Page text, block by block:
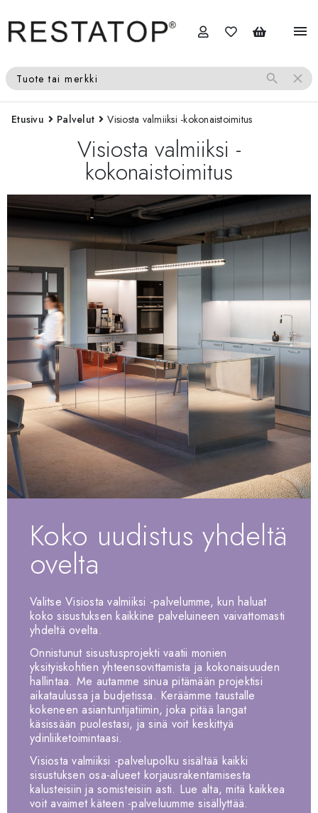
menu
Tuote tai merkki search close
Etusivu Palvelut Visiosta valmiiksi -kokonaistoimitus
Visiosta valmiiksi -
kokonaistoimitus
Koko uudistus yhdeltä
ovelta
Valitse Visiosta valmiiksi -palvelumme, kun haluat
koko sisustuksen kaikkine palveluineen vaivattomasti
yhdeltä ovelta.
Onnistunut sisustusprojekti vaatii monien
yksityiskohtien yhteensovittamista ja kokonaisuuden
hallintaa. Me autamme sinua pitämään projektisi
aikataulussa ja budjetissa. Keräämme taustalle
kokeneen asiantuntijatiimin, joka pitää langat
käsissään puolestasi, ja sinä voit keskittyä
ydinliiketoimintaasi.
Visiosta valmiiksi -palvelupolku sisältää kaikki
sisustuksen osa-alueet korjausrakentamisesta
kalusteisiin ja somisteisiin asti. Lue alta, mitä kaikkea
voit avaimet käteen -palveluumme sisällyttää.